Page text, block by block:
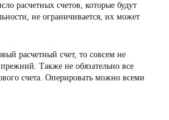
расчетных счетов, которые будут
не ограничивается, их может
расчетный счет, то совсем не
прежний. Также не обязательно все
счета. Оперировать можно всеми